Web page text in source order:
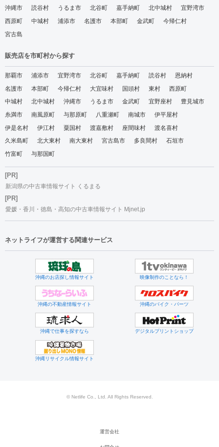
沖縄市
読谷村 うるま市 北谷町 嘉手納町 北中城村
宜野湾市
西原町
中城村 浦添市 名護市 本部町 金武町
今帰仁村
宮古島
販売店を市町村から探す
那覇市 浦添市 宜野湾市 北谷町 嘉手納町 読谷村
恩納村
名護市
本部町 今帰仁村 大宜味村 国頭村 東村
西原町
中城村
北中城村 沖縄市 うるま市 金武町 宜野座村
豊見城市
糸満市
南風原町 与那原町 八重瀬町 南城市
伊平屋村
伊是名村
伊江村 粟国村 渡嘉敷村 座間味村
渡名喜村
久米島町
北大東村 南大東村 宮古島市 多良間村
石垣市
竹富町
与那国町
[PR]
新潟県の中古車情報サイト くるまる
[PR]
愛媛・香川・徳島・高知の中古車情報サイト Mjnet.jp
ネットライフが運営する関連サービス
沖縄のお店探し情報サイト 映像制作のことなら！
沖縄の不動産情報サイト 沖縄のバイク・パーツ
沖縄で仕事を探すなら デジタルプリントショップ
沖縄リサイクル情報サイト
© Netlife Co., Ltd. All Rights Reserved.
運営会社